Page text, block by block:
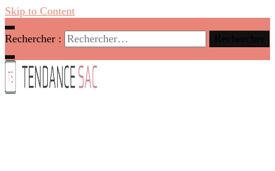
Skip to Content
Rechercher :